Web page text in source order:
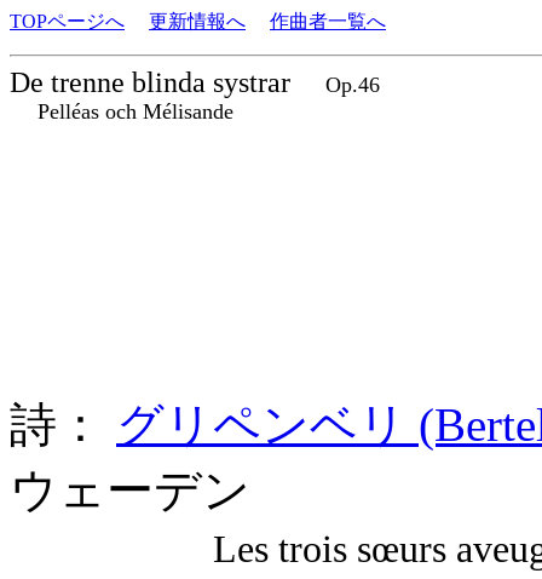
TOPページへ 更新情報へ 作曲者一覧へ
De trenne blinda systrar
Op.46
Pelléas och Mélisande
詩： グリペンベリ
ウェーデン
Les trois sœurs